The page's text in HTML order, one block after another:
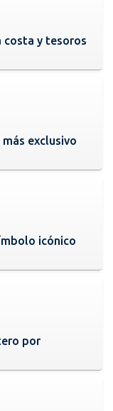
costa y tesoros
exclusivo
icónico
por